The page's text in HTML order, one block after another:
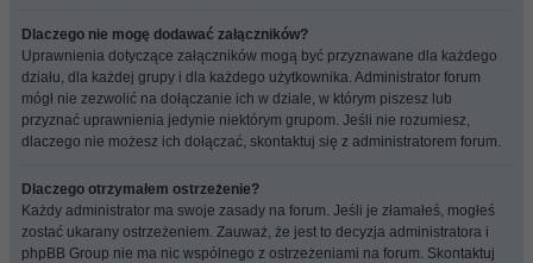
Dlaczego nie mogę dodawać załączników?
Uprawnienia dotyczące załączników mogą być przyznawane dla każdego
działu, dla każdej grupy i dla każdego użytkownika. Administrator forum
mógł nie zezwolić na dołączanie ich w dziale, w którym piszesz lub
przyznać uprawnienia jedynie niektórym grupom. Jeśli nie rozumiesz,
dlaczego nie możesz ich dołączać, skontaktuj się z administratorem forum.
Dlaczego otrzymałem ostrzeżenie?
Każdy administrator ma swoje zasady na forum. Jeśli je złamałeś, mogłeś
zostać ukarany ostrzeżeniem. Zauważ, że jest to decyzja administratora i
phpBB Group nie ma nic wspólnego z ostrzeżeniami na forum. Skontaktuj